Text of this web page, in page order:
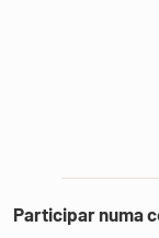
Participar numa